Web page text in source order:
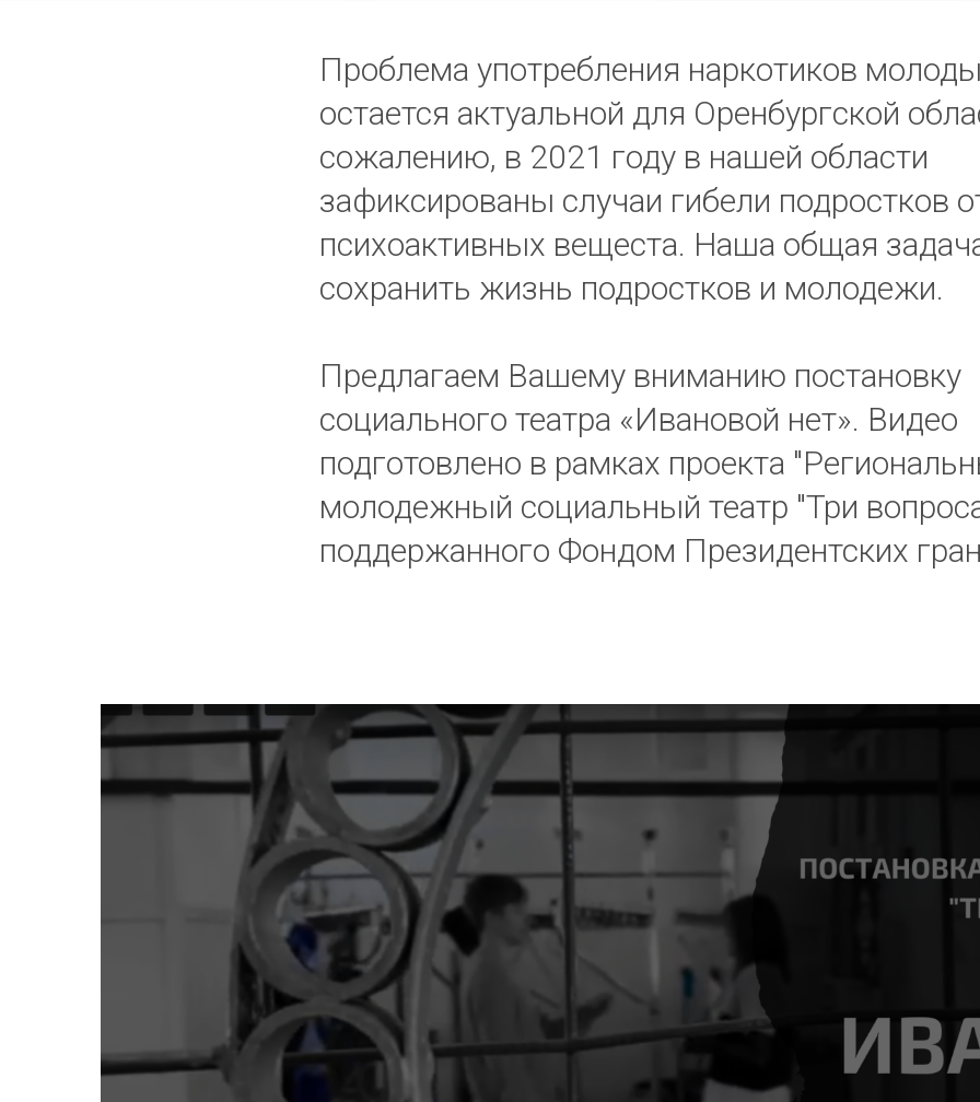
Проблема употребления наркотиков
остается актуальной для Оренбургской
сожалению, в 2021 году в нашей области
зафиксированы случаи гибели подростков
психоактивных вещеста. Наша общая
сохранить жизнь подростков и молодежи.
Предлагаем Вашему вниманию постановку
социального театра «Ивановой нет». Видео
подготовлено в рамках проекта
молодежный социальный театр "Три
поддержанного Фондом Президентских